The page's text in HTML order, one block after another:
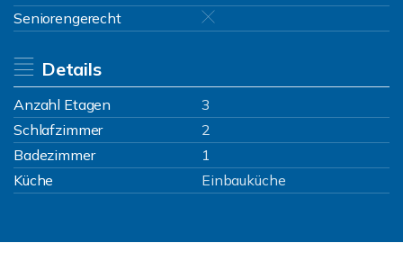
Seniorengerecht
Details
Anzahl Etagen
3
Schlafzimmer
2
Badezimmer
1
Küche
Einbauküche